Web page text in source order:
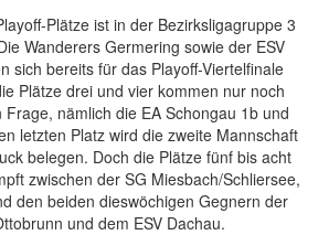
Plätze ist in der Bezirksligagruppe 3
Wanderers Germering sowie der ESV
sich bereits für das Playoff-Viertelfinale
Plätze drei und vier kommen nur noch
nämlich die EA Schongau 1b und
letzten Platz wird die zweite Mannschaft
belegen. Doch die Plätze fünf bis acht
zwischen der SG Miesbach/Schliersee,
den beiden dieswöchigen Gegnern der
und dem ESV Dachau.